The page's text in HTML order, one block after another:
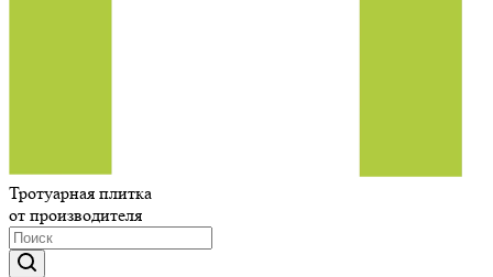
Тротуарная плитка
от производителя